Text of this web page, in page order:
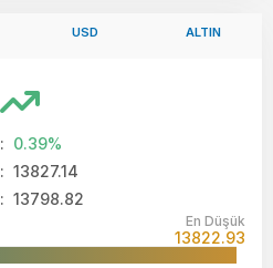
USD ALTIN
: 0.39%
: 13827.14
: 13798.82
En Düşük
13822.93